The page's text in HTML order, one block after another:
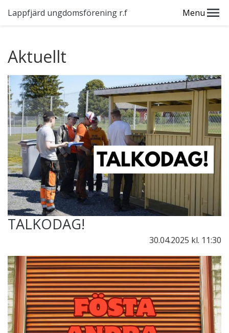
Lappfjärd ungdomsförening r.f Menu
Aktuellt
TALKODAG!
30.04.2025 kl. 11:30